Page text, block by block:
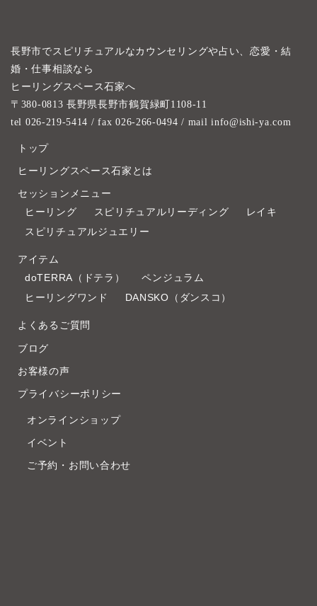
長野市でスピリチュアルなカウンセリングや占い、恋愛・結
婚・仕事相談なら
ヒーリングスペース石家へ
〒380-0813 長野県長野市鶴賀緑町1108-11
tel 026-219-5414 / fax 026-266-0494 / mail info@ishi-ya.com
トップ
ヒーリングスペース石家とは
セッションメニュー
ヒーリング
スピリチュアルリーディング
レイキ
スピリチュアルジュエリー
アイテム
doTERRA（ドテラ）
ペンジュラム
ヒーリングワンド
DANSKO（ダンスコ）
よくあるご質問
ブログ
お客様の声
プライバシーポリシー
オンラインショップ
イベント
ご予約・お問い合わせ